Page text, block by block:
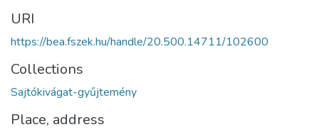
URI
https://bea.fszek.hu/handle/20.500.14711/102600
Collections
Sajtókivágat-gyűjtemény
Place, address